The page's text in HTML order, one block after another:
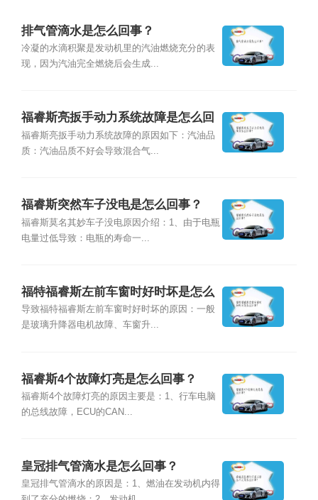
排气管滴水是怎么回事？
冷凝的水滴积聚是发动机里的汽油燃烧充分的表
现，因为汽油完全燃烧后会生成...
福睿斯亮扳手动力系统故障是怎么回
事？
福睿斯亮扳手动力系统故障的原因如下：汽油品
质：汽油品质不好会导致混合气...
福睿斯突然车子没电是怎么回事？
福睿斯莫名其妙车子没电原因介绍：1、由于电瓶
电量过低导致：电瓶的寿命一...
福特福睿斯左前车窗时好时坏是怎么
回事？
导致福特福睿斯左前车窗时好时坏的原因：一般
是玻璃升降器电机故障、车窗升...
福睿斯4个故障灯亮是怎么回事？
福睿斯4个故障灯亮的原因主要是：1、行车电脑
的总线故障，ECU的CAN...
皇冠排气管滴水是怎么回事？
皇冠排气管滴水的原因是：1、燃油在发动机内得